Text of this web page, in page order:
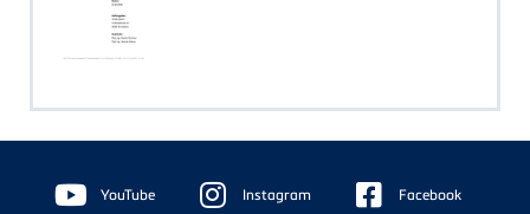
Floating
Sidebar YouTube Instagram Facebook